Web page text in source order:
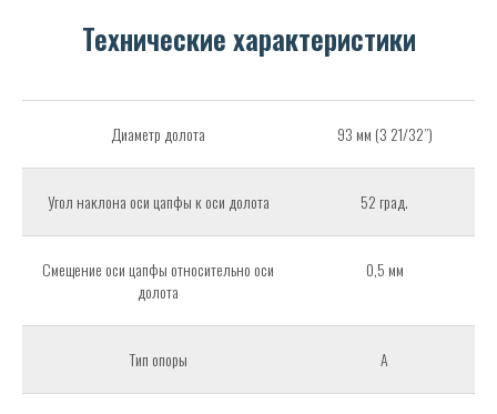
Технические характеристики
Диаметр долота 93 мм (3 21/32”)
Угол наклона оси цапфы к оси долота 52 град.
Смещение оси цапфы относительно оси
долота
0,5 мм
Тип опоры А